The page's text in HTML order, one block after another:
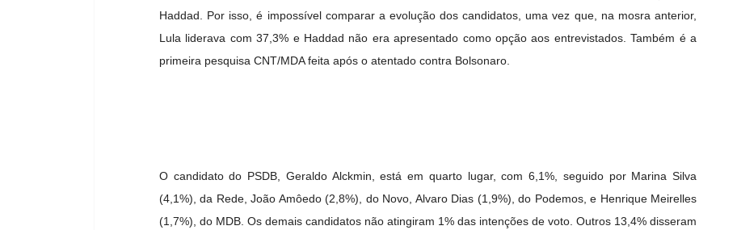
Haddad. Por isso, é impossível comparar a evolução dos candidatos, uma vez que, na mosra anterior,
Lula liderava com 37,3% e Haddad não era apresentado como opção aos entrevistados. Também é a
primeira pesquisa CNT/MDA feita após o atentado contra Bolsonaro.
O candidato do PSDB, Geraldo Alckmin, está em quarto lugar, com 6,1%, seguido por Marina Silva
(4,1%), da Rede, João Amôedo (2,8%), do Novo, Alvaro Dias (1,9%), do Podemos, e Henrique Meirelles
(1,7%), do MDB. Os demais candidatos não atingiram 1% das intenções de voto. Outros 13,4% disseram